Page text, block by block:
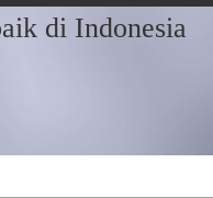
di Indonesia